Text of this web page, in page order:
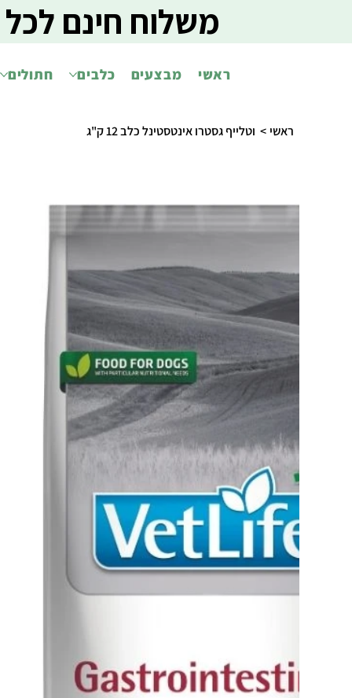
ראשי מבצעים כלבים חתולים
משלוח חינם
ראשי > וטלייף גסטרו אינטסטינל כלב 12 ק"ג